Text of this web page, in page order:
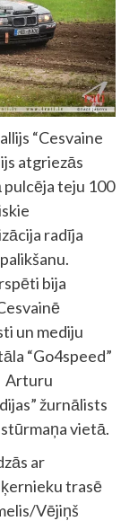
“Cesvaine
atgriezās
teju 100
radīja
bija
un mediju
“Go4speed”
Arturu
žurnālists
vietā.
ar
trasē
Vējiņš